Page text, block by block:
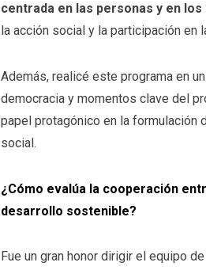
centrada en las personas y en
la acción social y la participación en
Además, realicé este programa en
democracia y momentos clave del
papel protagónico en la formulación
social.
¿Cómo evalúa la cooperación
desarrollo sostenible?
Fue un gran honor dirigir el equipo